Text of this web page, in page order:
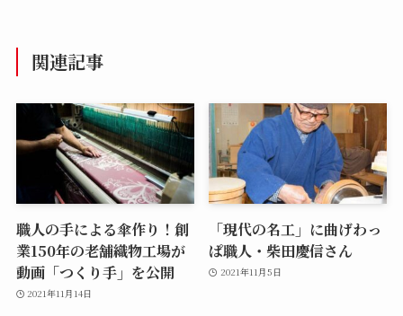
関連記事
職人の手による傘作り！創
業150年の老舗織物工場が
動画「つくり手」を公開
2021年11月14日
「現代の名工」に曲げわっ
ぱ職人・柴田慶信さん
2021年11月5日